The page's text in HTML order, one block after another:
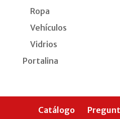
Ropa
Vehículos
Vidrios
Portalina
Catálogo